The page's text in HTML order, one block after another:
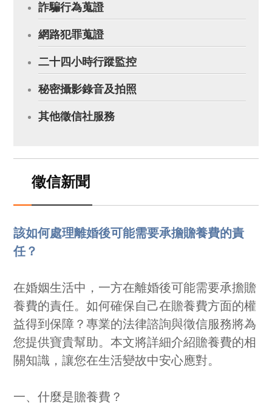
詐騙行為蒐證
網路犯罪蒐證
二十四小時行蹤監控
秘密攝影錄音及拍照
其他徵信社服務
徵信新聞
該如何處理離婚後可能需要承擔贍養費的責
任？
在婚姻生活中，一方在離婚後可能需要承擔贍
養費的責任。如何確保自己在贍養費方面的權
益得到保障？專業的法律諮詢與徵信服務將為
您提供寶貴幫助。本文將詳細介紹贍養費的相
關知識，讓您在生活變故中安心應對。
一、什麼是贍養費？